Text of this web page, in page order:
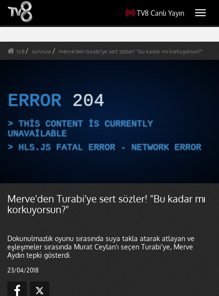
TV8 Canlı Yayın
tv8 survivor merve'den turabi'ye sert sözler! "bu kadar mı korkuyorsun?"
ERROR 204
THIS CONTENT IS CURRENTLY
UNAVAILABLE
HLS.JS FATAL ERROR - NETWORK ERROR
Merve'den Turabi'ye sert sözler! "Bu kadar mı
korkuyorsun?"
Dokunulmazlık oyunu sırasında suya takla atarak atlayan ve
eşleşmeler sırasında Murat Ceylan'ı seçen Turabi'ye, Merve
Aydın tepki gösterdi.
23/04/2018